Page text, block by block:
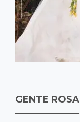
GENTE ROSA